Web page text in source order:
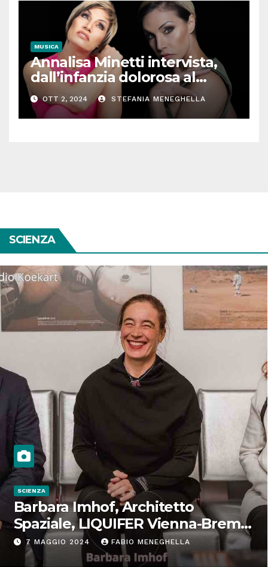
MUSICA
Annalisa Minetti intervista,
dall’infanzia dolorosa al
successo: “Così la musica e lo
sport mi hanno salvata”
OTT 2, 2024 STEFANIA MENEGHELLA
SCIENZA
SCIENZA
Barbara Imhof, Architetto
Spaziale, LIQUIFER Vienna-Brema:
“Progettiamo habitat per lo
Spazio”
7 MAGGIO 2024 FABIO MENEGHELLA